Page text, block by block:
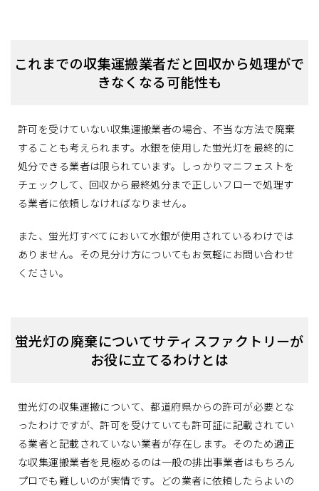
これまでの収集運搬業者だと回収から処理がで
きなくなる可能性も
許可を受けていない収集運搬業者の場合、不当な方法で廃棄
することも考えられます。水銀を使用した蛍光灯を最終的に
処分できる業者は限られています。しっかりマニフェストを
チェックして、回収から最終処分まで正しいフローで処理す
る業者に依頼しなければなりません。
また、蛍光灯すべてにおいて水銀が使用されているわけでは
ありません。その見分け方についてもお気軽にお問い合わせ
ください。
蛍光灯の廃棄についてサティスファクトリーが
お役に立てるわけとは
蛍光灯の収集運搬について、都道府県からの許可が必要とな
ったわけですが、許可を受けていても許可証に記載されてい
る業者と記載されていない業者が存在します。そのため適正
な収集運搬業者を見極めるのは一般の排出事業者はもちろん
プロでも難しいのが実情です。どの業者に依頼したらよいの